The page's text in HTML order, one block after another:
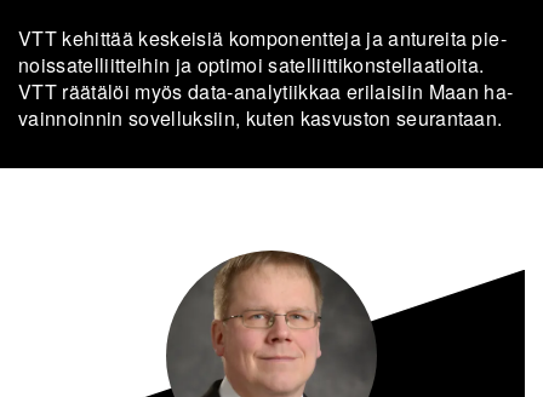
VTT ke­hit­tää kes­kei­siä kom­po­nent­te­ja ja an­tu­rei­ta pie­
nois­sa­tel­liit­tei­hin ja op­ti­moi sa­tel­liit­ti­kons­tel­laa­tioi­ta.
VTT rää­tälöi myös data-​analytiikkaa eri­lai­siin Maan ha­
vain­noin­nin so­vel­luk­siin, kuten kas­vus­ton seu­ran­taan.